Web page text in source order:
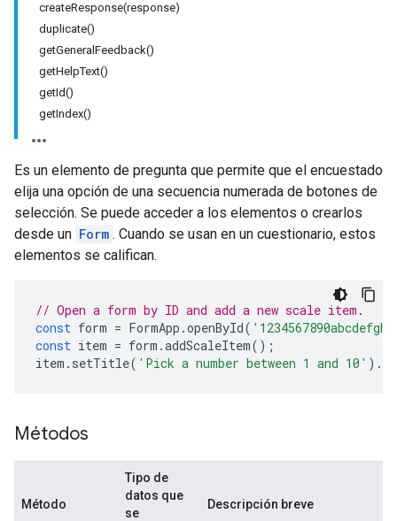
createResponse(response)
duplicate()
getGeneralFeedback()
getHelpText()
getId()
getIndex()
Es un elemento de pregunta que permite que el encuestado
elija una opción de una secuencia numerada de botones de
selección. Se puede acceder a los elementos o crearlos
desde un Form . Cuando se usan en un cuestionario, estos
elementos se califican.
// Open a form by ID and add a new scale item.
const form = FormApp .openById(
const item = form .addScaleItem();
item . setTitle( 'Pick a number between 1 and 10' ).
Métodos
Método
Tipo de
datos que
se
Descripción breve